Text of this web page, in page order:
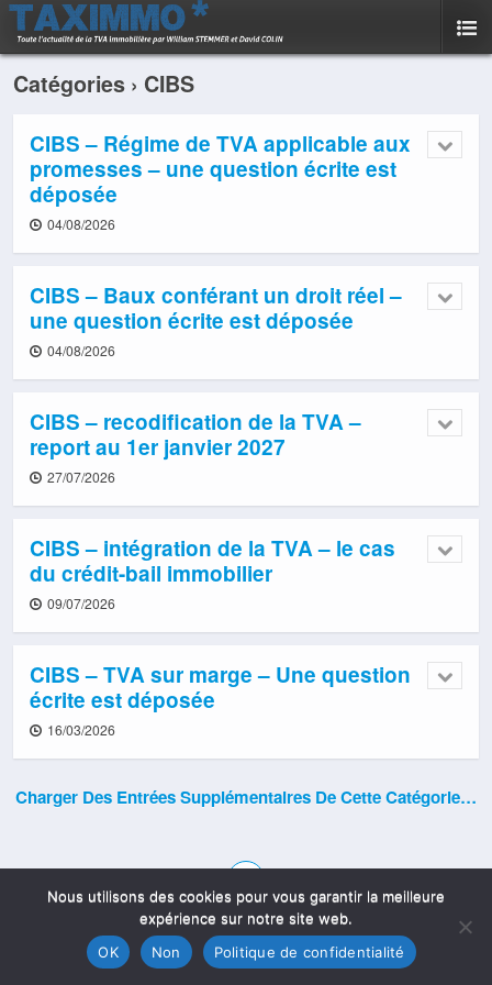
Catégories › CIBS
CIBS – Régime de TVA applicable aux
promesses – une question écrite est
déposée
04/08/2026
CIBS – Baux conférant un droit réel –
une question écrite est déposée
04/08/2026
CIBS – recodification de la TVA –
report au 1er janvier 2027
27/07/2026
CIBS – intégration de la TVA – le cas
du crédit-bail immobilier
09/07/2026
CIBS – TVA sur marge – Une question
écrite est déposée
16/03/2026
Charger Des Entrées Supplémentaires De Cette Catégorie…
Nous utilisons des cookies pour vous garantir la meilleure
expérience sur notre site web.
OK
Non Politique de confidentialité